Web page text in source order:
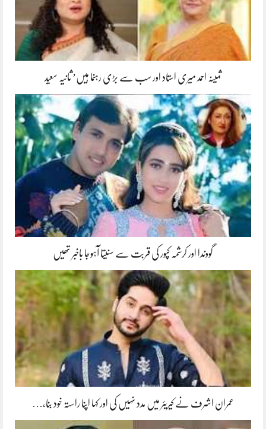
ثمینہ احمد میری استاد اور سب سے بڑی رہنما ہیں’ ثانیہ سعید
گووندا اور کرشمہ کپور کی قربت سے سنیتا آہوجا باخبر تھیں
عمران اشرف نے کیریئر میں مدد نہیں کی اور کہا اپنا راستہ خود بنا،…